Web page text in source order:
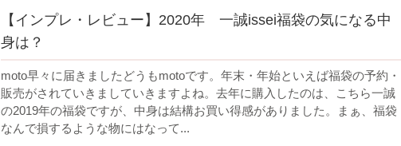
【インプレ・レビュー】2020年 一誠issei福袋の気になる中
身は？
moto早々に届きましたどうもmotoです。年末・年始といえば福袋の予約・
販売がされていきましていきますよね。去年に購入したのは、こちら一誠
の2019年の福袋ですが、中身は結構お買い得感がありました。まぁ、福袋
なんで損するような物にはなって...